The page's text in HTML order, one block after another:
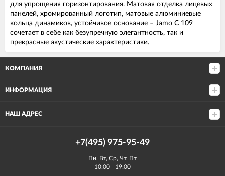
для упрощения горизонтирования. Матовая отделка лицевых
панелей, хромированный логотип, матовые алюминиевые
кольца динамиков, устойчивое основание – Jamo C 109
сочетает в себе как безупречную элегантность, так и
прекрасные акустические характеристики.
КОМПАНИЯ
ИНФОРМАЦИЯ
НАШ АДРЕС
+7(495) 975-95-49
Пн, Вт, Ср, Чт, Пт
10:00—19:00